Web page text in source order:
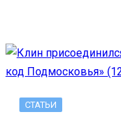
СТАТЬИ